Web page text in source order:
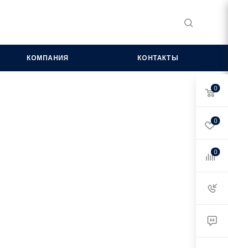
КОМПАНИЯ КОНТАКТЫ
0
0
0